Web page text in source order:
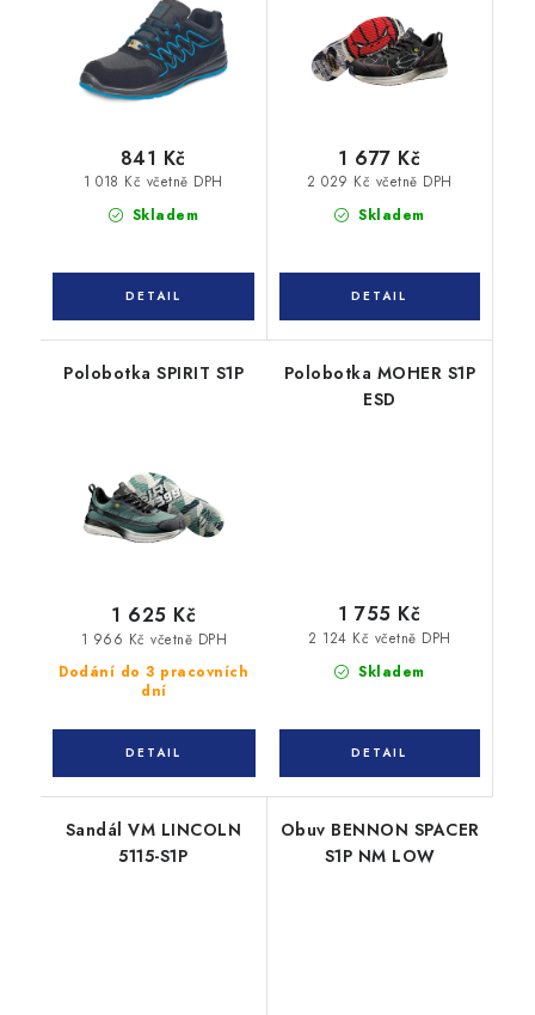
Skladem
1 018 Kč včetně DPH
841 Kč
Skladem
2 029 Kč včetně DPH
1 677 Kč
Polobotka SPIRIT S1P
Dodání do 3 pracovních
dní
1 966 Kč včetně DPH
1 625 Kč
Polobotka MOHER S1P
ESD
Skladem
2 124 Kč včetně DPH
1 755 Kč
Sandál VM LINCOLN
5115-S1P
Obuv BENNON SPACER
S1P NM LOW